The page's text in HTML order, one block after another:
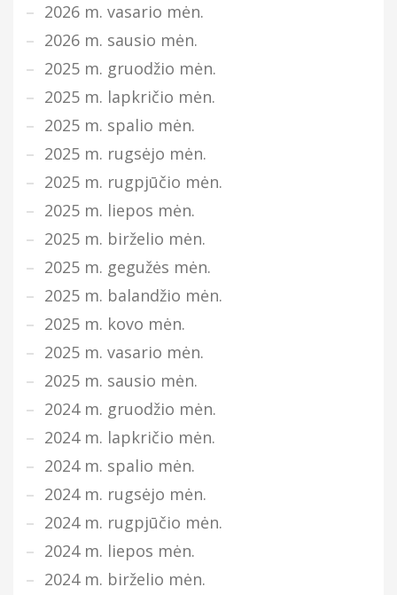
2026 m. vasario mėn.
2026 m. sausio mėn.
2025 m. gruodžio mėn.
2025 m. lapkričio mėn.
2025 m. spalio mėn.
2025 m. rugsėjo mėn.
2025 m. rugpjūčio mėn.
2025 m. liepos mėn.
2025 m. birželio mėn.
2025 m. gegužės mėn.
2025 m. balandžio mėn.
2025 m. kovo mėn.
2025 m. vasario mėn.
2025 m. sausio mėn.
2024 m. gruodžio mėn.
2024 m. lapkričio mėn.
2024 m. spalio mėn.
2024 m. rugsėjo mėn.
2024 m. rugpjūčio mėn.
2024 m. liepos mėn.
2024 m. birželio mėn.